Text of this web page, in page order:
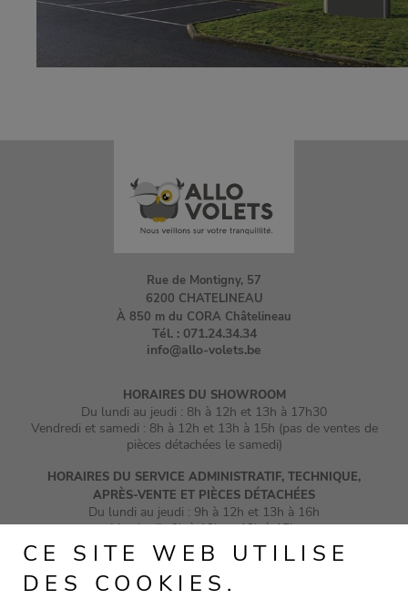
Rue de Montigny, 57
6200 CHATELINEAU
À 850 m du CORA Châtelineau
Tél. : 071.24.34.34
info@allo-volets.be
HORAIRES DU SHOWROOM
Du lundi au jeudi : 8h à 12h et 13h à 17h30
Vendredi et samedi : 8h à 12h et 13h à 15h (pas de ventes de
pièces détachées le samedi)
HORAIRES DU SERVICE ADMINISTRATIF, TECHNIQUE,
APRÈS-VENTE ET PIÈCES DÉTACHÉES
Du lundi au jeudi : 9h à 12h et 13h à 16h
Vendredi : 9h à 12h et 13h à 15h
CE SITE WEB UTILISE
DES COOKIES.